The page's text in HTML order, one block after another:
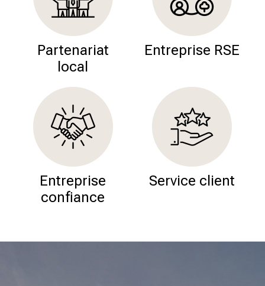
Partenariat
local
Entreprise RSE
Entreprise
confiance
Service client